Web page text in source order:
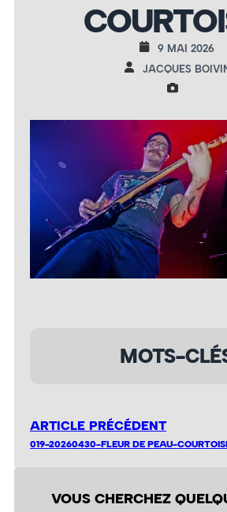
9 MAI 2026
JACQUES
MOTS-
ARTICLE PRÉCÉDENT
019-20260430-FLEUR DE PEAU-
VOUS CHERCHEZ